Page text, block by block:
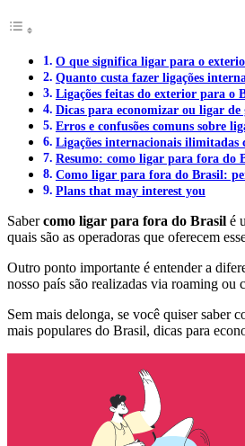
O que significa ligar para o
Quanto custa fazer ligações
Ligações feitas do exterior para o
Dicas para economizar ou ligar
Erros e confusões comuns sobre
Ligações internacionais ilimitadas
Resumo: como ligar para fora do
Como ligar para fora do Brasil:
Plans that may interest you
Sabercomo ligar para fora do Brasil é
quais são as operadoras que oferecem
Outro ponto importante é entender a
nosso país são realizadas via roaming
Sem mais delonga, se você quiser saber
mais populares do Brasil, dicas para